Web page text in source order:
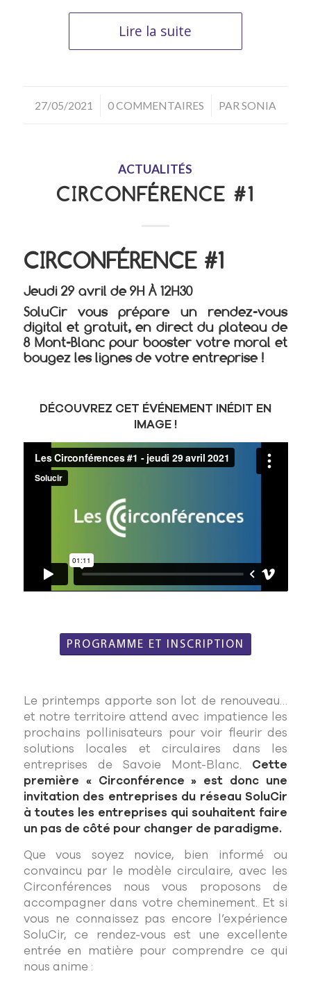
Lire la suite
27/05/2021
/ 0 COMMENTAIRES
/ PAR SONIA
ACTUALITÉS
CIRCONFÉRENCE #1
CIRCONFÉRENCE #1
Jeudi 29 avril de 9H À 12H30
SoluCir vous prépare un rendez-vous
digital et gratuit, en direct du plateau de
8 Mont-Blanc pour booster votre moral et
bougez les lignes de votre entreprise !
DÉCOUVREZ CET ÉVÉNEMENT INÉDIT EN
IMAGE !
PROGRAMME ET INSCRIPTION
Le printemps apporte son lot de renouveau…
et notre territoire attend avec impatience les
prochains pollinisateurs pour voir fleurir des
solutions locales et circulaires dans les
entreprises de Savoie Mont-Blanc. Cette
première « Circonférence » est donc une
invitation des entreprises du réseau SoluCir
à toutes les entreprises qui souhaitent faire
un pas de côté pour changer de paradigme.
Que vous soyez novice, bien informé ou
convaincu par le modèle circulaire, avec les
Circonférences nous vous proposons de
accompagner dans votre cheminement. Et si
vous ne connaissez pas encore l’expérience
SoluCir, ce rendez-vous est une excellente
entrée en matière pour comprendre ce qui
nous anime :